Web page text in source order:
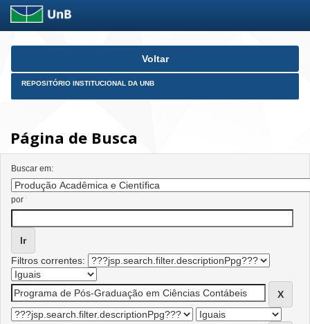
Skip
Voltar
REPOSITÓRIO INSTITUCIONAL DA UNB
Página de Busca
Buscar em:
por
Filtros correntes: